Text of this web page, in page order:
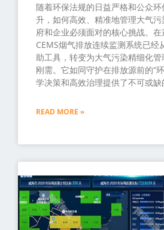
随着环保法规的日益严格和公众
升，如何高效、精准地管理大气
府和企业必须面对的核心挑战。在
CEMS烟气排放连续监测系统已经
助工具，转变为大气污染精细化
刚需。它如同守护在排放源前的“
学决策和高效治理提供了不可或缺
READ MORE »